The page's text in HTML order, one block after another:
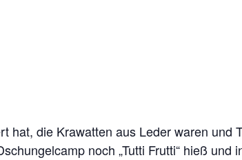
hat, die Krawatten aus Leder waren und
noch „Tutti Frutti“ hieß und